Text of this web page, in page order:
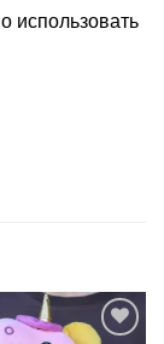
использовать